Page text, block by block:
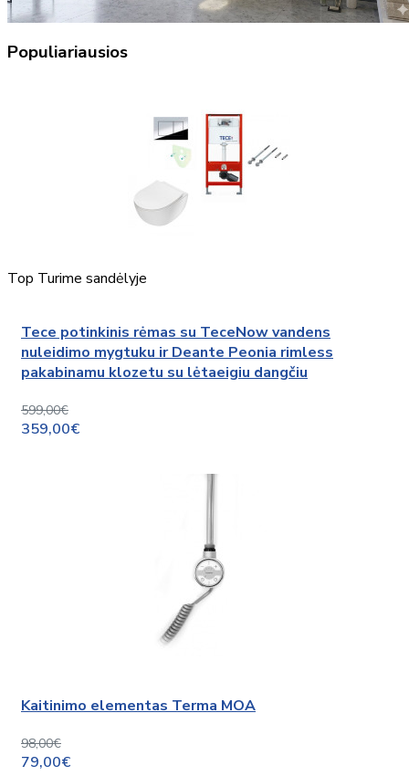
Populiariausios
Top Turime sandėlyje
Tece potinkinis rėmas su TeceNow vandens
nuleidimo mygtuku ir Deante Peonia rimless
pakabinamu klozetu su lėtaeigiu dangčiu
599,00€
359,00€
Kaitinimo elementas Terma MOA
98,00€
79,00€